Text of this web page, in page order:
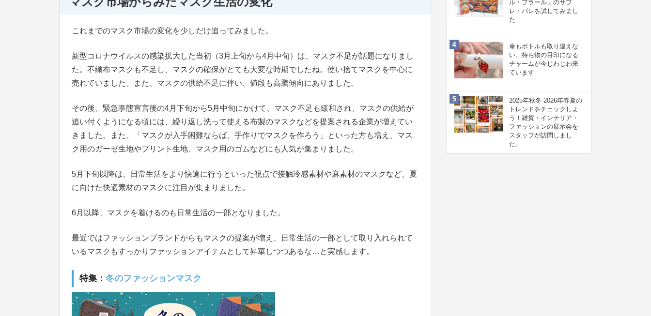
これまでのマスク市場の変化を少しだけ追ってみました。
新型コロナウイルスの感染拡大した当初（3月上旬から4月中旬）は、マスク不足が話題になりまし
た。不織布マスクも不足し、マスクの確保がとても大変な時期でしたね。使い捨てマスクを中心に
売れていました。また、マスクの供給不足に伴い、値段も高騰傾向にありました。
その後、緊急事態宣言後の4月下旬から5月中旬にかけて、マスク不足も緩和され、マスクの供給が
追い付くようになる頃には、繰り返し洗って使える布製のマスクなどを提案される企業が増えてい
きました。また、「マスクが入手困難ならば、手作りでマスクを作ろう」といった方も増え、マス
ク用のガーゼ生地やプリント生地、マスク用のゴムなどにも人気が集まりました。
5月下旬以降は、日常生活をより快適に行うといった視点で接触冷感素材や麻素材のマスクなど、夏
に向けた快適素材のマスクに注目が集まりました。
6月以降、マスクを着けるのも日常生活の一部となりました。
最近ではファッションブランドからもマスクの提案が増え、日常生活の一部として取り入れられて
いるマスクもすっかりファッションアイテムとして昇華しつつあるな…と実感します。
特集： 冬のファッションマスク
ル・プラール」のサブ
レ・パレを試してみまし
た
傘もボトルも取り違えな
い。持ち物の目印になる
チャームが今じわじわ来
ています
2025年秋冬-2026年春夏の
トレンドをチェックしよ
う！雑貨・インテリア・
ファッションの展示会を
スタッフが訪問しまし
た。